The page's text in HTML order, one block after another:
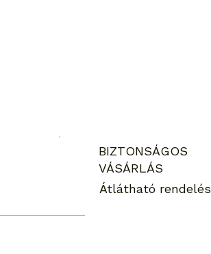
BIZTONSÁGOS
VÁSÁRLÁS
Átlátható rendelés